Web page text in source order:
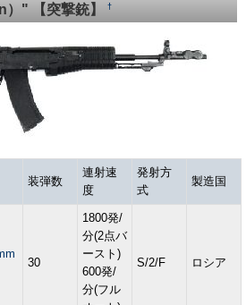
" 【突撃銃】
†
装弾数
連射速
度
発射方
式
製造国
30
1800発/
分(2点バ
ースト)
600発/
分(フル
S/2/F ロシア